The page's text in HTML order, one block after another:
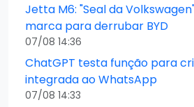
Jetta M6: "Seal da
marca para derrubar BYD
07/08 14:36
ChatGPT testa função para
integrada ao WhatsApp
07/08 14:33